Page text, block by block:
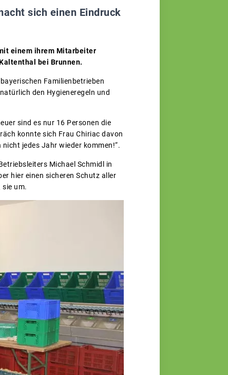
sich einen Eindruck
einem ihrem Mitarbeiter
bei Brunnen.
Familienbetrieben
den Hygieneregeln und
sind es nur 16 Personen die
konnte sich Frau Chiriac davon
jedes Jahr wieder kommen!“.
Michael Schmidl in
hier einen sicheren Schutz aller
um.